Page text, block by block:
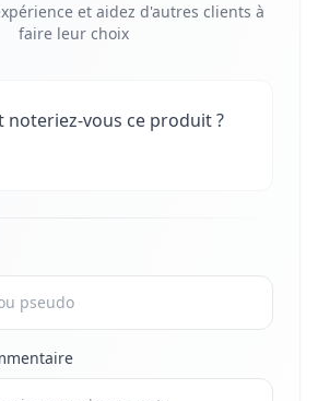
et aidez d'autres clients à
faire leur choix
noteriez-vous ce produit ?